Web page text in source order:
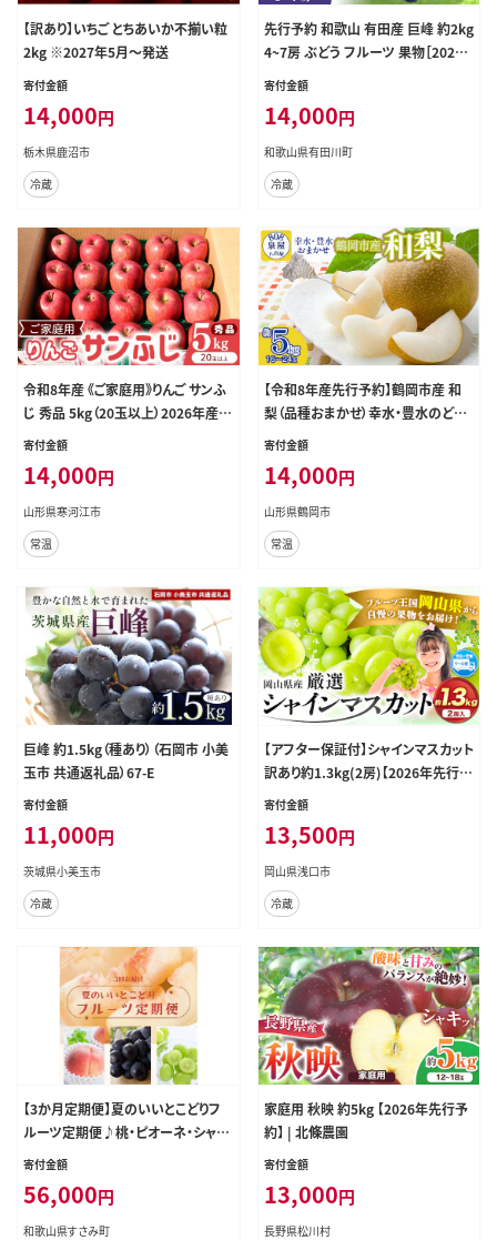
【訳あり】いちご とちあいか不揃い粒
2kg ※2027年5月～発送
寄付金額
14,000円
栃木県鹿沼市
冷蔵
先行予約 和歌山 有田産 巨峰 約2kg
4~7房 ぶどう フルーツ 果物［2026
年8月下旬以降発送］
寄付金額
14,000円
和歌山県有田川町
冷蔵
令和8年産 《ご家庭用》りんご サンふ
じ 秀品 5kg（20玉以上）2026年産
山形県産【2026年12月上旬頃から
寄付金額
14,000円
山形県寒河江市
常温
【令和8年産先行予約】鶴岡市産 和
梨（品種おまかせ）幸水・豊水のどち
らか1種 約5kg（16～24玉） K-836
寄付金額
14,000円
山形県鶴岡市
常温
巨峰 約1.5kg（種あり）（石岡市 小美
玉市 共通返礼品）67-E
寄付金額
11,000円
茨城県小美玉市
冷蔵
【アフター保証付】シャインマスカット
訳あり約1.3kg(2房)【2026年先行予
約】《9月上旬-11月上旬頃に出荷》｜
カット 岡山県産シャインマスカット
産地直送 シャインマスカット おすす
めシャインマスカット 産地岡山県 浅
口市 シャインマスカット ぶどう フル
産 送料無料---124_c2402_9a11a_
25_13500_2p---
寄付金額
13,500円
岡山県浅口市
冷蔵
【3か月定期便】夏のいいとこどりフ
ルーツ定期便♪桃・ピオーネ・シャイ
ンマスカット【tkb360】
寄付金額
56,000円
和歌山県すさみ町
家庭用 秋映 約5kg 【2026年先行予
約】 | 北條農園
寄付金額
13,000円
長野県松川村